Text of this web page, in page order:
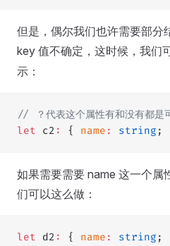
但是，偶尔我们也许需要部分
key 值不确定，这时候，我们
示：
// ？代表这个属性有和没有都是
let c2 : { name : string ;
如果需要需要 name 这一个属
们可以这么做：
let d2 : { name : string ;